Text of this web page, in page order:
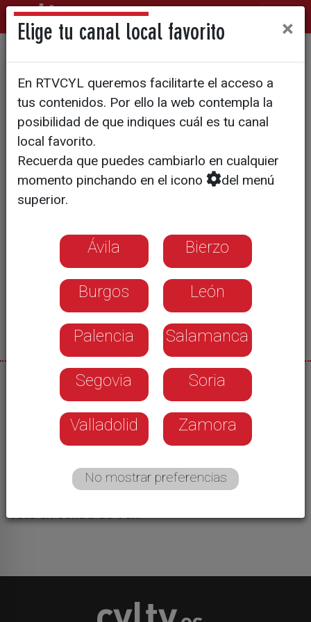
La Diputación se desvincula
del Instituto Castellano y
Leonés de la Lengua
27/05/2026
La Diputación de León renunciará a su condición
de patrono del Instituto Castellano y Leonés de la
Lengua. En el pleno ordinario de mayo, celebrado
esta mañana, ha salido adelante la moción con el
apoyo del Partido Socialista y la Unión del Pueblo
voto en contra de Vox.
Elige tu canal local favorito ×
En RTVCYL queremos facilitarte el acceso a
tus contenidos. Por ello la web contempla la
posibilidad de que indiques cuál es tu canal
local favorito.
Recuerda que puedes cambiarlo en cualquier
momento pinchando en el icono
del menú
superior.
Ávila Bierzo
Burgos León
Palencia Salamanca
Segovia Soria
Valladolid Zamora
No mostrar preferencias